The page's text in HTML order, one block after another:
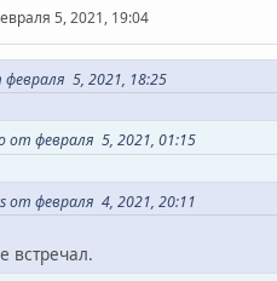
5, 2021, 19:04
5, 2021, 18:25
от февраля 5, 2021, 01:15
от февраля 4, 2021, 20:11
встречал.